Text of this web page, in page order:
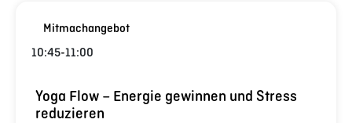
Mitmachangebot
10:45-11:00
Yoga Flow – Energie gewinnen und Stress
reduzieren